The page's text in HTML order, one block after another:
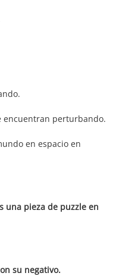
encuentran perturbando.
en espacio en
una pieza de puzzle en
su negativo.